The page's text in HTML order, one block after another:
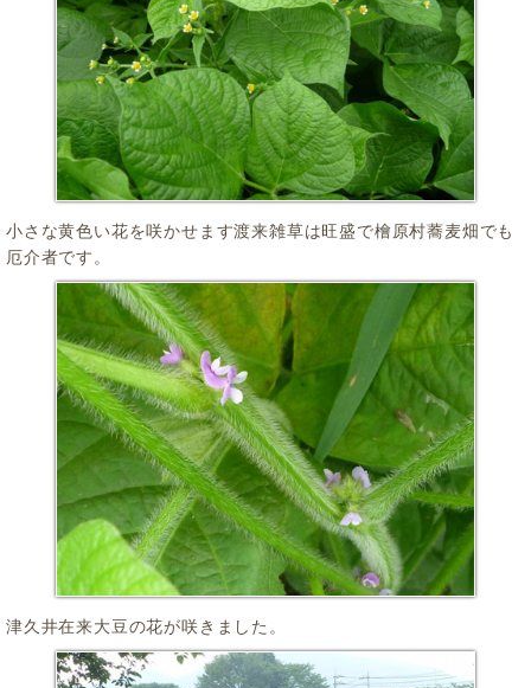
小さな黄色い花を咲かせます渡来雑草は旺盛で檜原村蕎麦畑でも
厄介者です。
津久井在来大豆の花が咲きました。